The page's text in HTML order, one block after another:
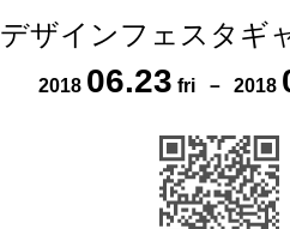
デザインフェスタギ
2018 06.23 fri － 2018